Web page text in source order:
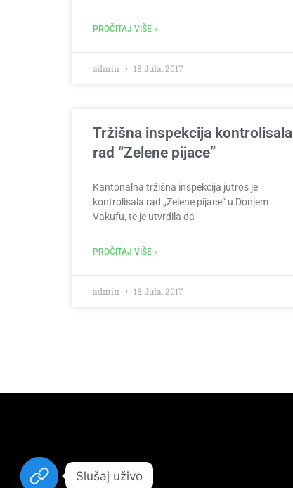
PROČITAJ VIŠE »
admin 18 Jula, 2017
Tržišna inspekcija kontrolisala
rad “Zelene pijace”
Kantonalna tržišna inspekcija jutros je
kontrolisala rad „Zelene pijace“ u Donjem
Vakufu, te je utvrdila da
PROČITAJ VIŠE »
admin 18 Jula, 2017
Slušaj uživo